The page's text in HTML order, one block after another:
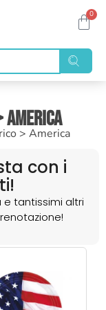
0
America
> America
con i
tantissimi altri